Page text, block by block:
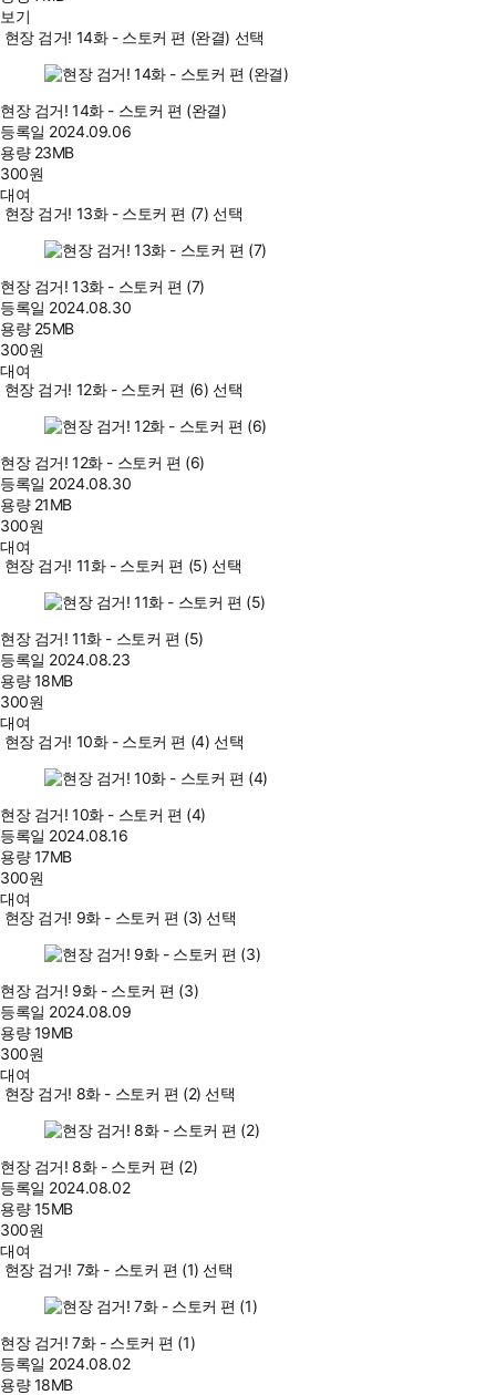
보기
현장 검거! 14화 - 스토커 편 (완결) 선택
현장 검거! 14화 - 스토커 편 (완결)
등록일 2024.09.06
용량 23MB
300원
대여
현장 검거! 13화 - 스토커 편 (7) 선택
현장 검거! 13화 - 스토커 편 (7)
등록일 2024.08.30
용량 25MB
300원
대여
현장 검거! 12화 - 스토커 편 (6) 선택
현장 검거! 12화 - 스토커 편 (6)
등록일 2024.08.30
용량 21MB
300원
대여
현장 검거! 11화 - 스토커 편 (5) 선택
현장 검거! 11화 - 스토커 편 (5)
등록일 2024.08.23
용량18MB
300원
대여
현장 검거! 10화 - 스토커 편 (4) 선택
현장 검거! 10화 - 스토커 편 (4)
등록일 2024.08.16
용량17MB
300원
대여
현장 검거! 9화 - 스토커 편 (3) 선택
현장 검거! 9화 - 스토커 편 (3)
등록일 2024.08.09
용량19MB
300원
대여
현장 검거! 8화 - 스토커 편 (2) 선택
현장 검거! 8화 - 스토커 편 (2)
등록일 2024.08.02
용량15MB
300원
대여
현장 검거! 7화 - 스토커 편 (1) 선택
현장 검거! 7화 - 스토커 편 (1)
등록일 2024.08.02
용량18MB